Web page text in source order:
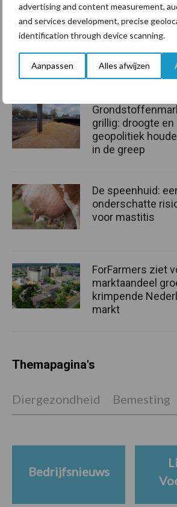
advertising and content measurement,
and services development, precise
identification through device scanning.
Aanpassen Alles afwijzen
wordt bovendien een verbinding gemaakt
wetenschappelijk onderzoek via hetNWO-
Aanbevolen voor jou!
grillig: droogte en
geopolitiek
in de greep
De speenhuid:
onderschatte
voor mastitis
ForFarmers ziet
marktaandeel
krimpende
markt
Themapagina's
Diergezondheid Bemesting
Bedrijfsnieuws